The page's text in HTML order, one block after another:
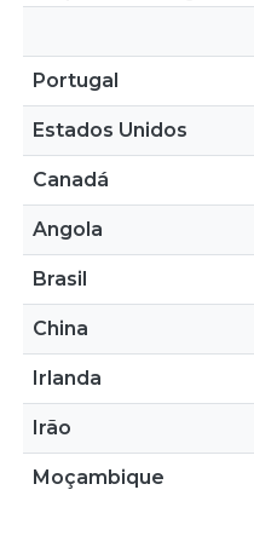
Portugal
Estados Unidos
Canadá
Angola
Brasil
China
Irlanda
Irão
Moçambique